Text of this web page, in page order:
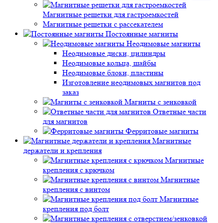
Магнитные решетки для гастроемкостей
Магнитные решетки с рассекателем
Постоянные магниты
Неодимовые магниты
Неодимовые диски, цилиндры
Неодимовые кольца, шайбы
Неодимовые блоки, пластины
Изготовление неодимовых магнитов под
заказ
Магниты с зенковкой
Ответные части
для магнитов
Ферритовые магниты
Магнитные
держатели и крепления
Магнитные
крепления с крючком
Магнитные
крепления с винтом
Магнитные
крепления под болт